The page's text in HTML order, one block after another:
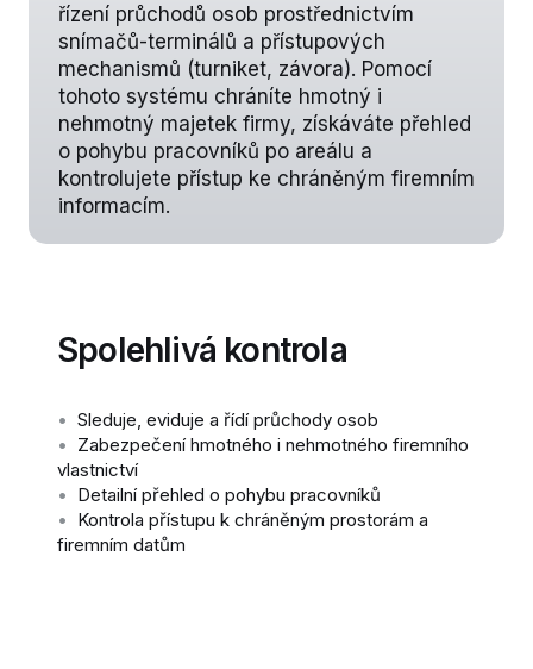
řízení průchodů osob prostřednictvím
snímačů-terminálů a přístupových
mechanismů (turniket, závora). Pomocí
tohoto systému chráníte hmotný i
nehmotný majetek firmy, získáváte přehled
o pohybu pracovníků po areálu a
kontrolujete přístup ke chráněným firemním
informacím.
Spolehlivá kontrola
• Sleduje, eviduje a řídí průchody osob
• Zabezpečení hmotného i nehmotného firemního
vlastnictví
• Detailní přehled o pohybu pracovníků
• Kontrola přístupu k chráněným prostorám a
firemním datům